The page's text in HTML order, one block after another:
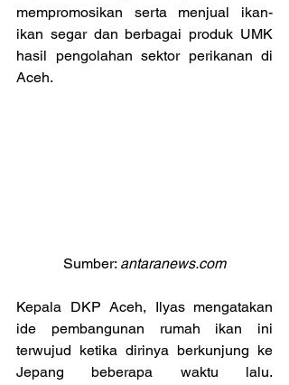
mempromosikan serta menjual ikan-
ikan segar dan berbagai produk UMK
hasil pengolahan sektor perikanan di
Aceh.
Sumber: antaranews.com
Kepala DKP Aceh, Ilyas mengatakan
ide pembangunan rumah ikan ini
terwujud ketika dirinya berkunjung ke
Jepang beberapa waktu lalu.